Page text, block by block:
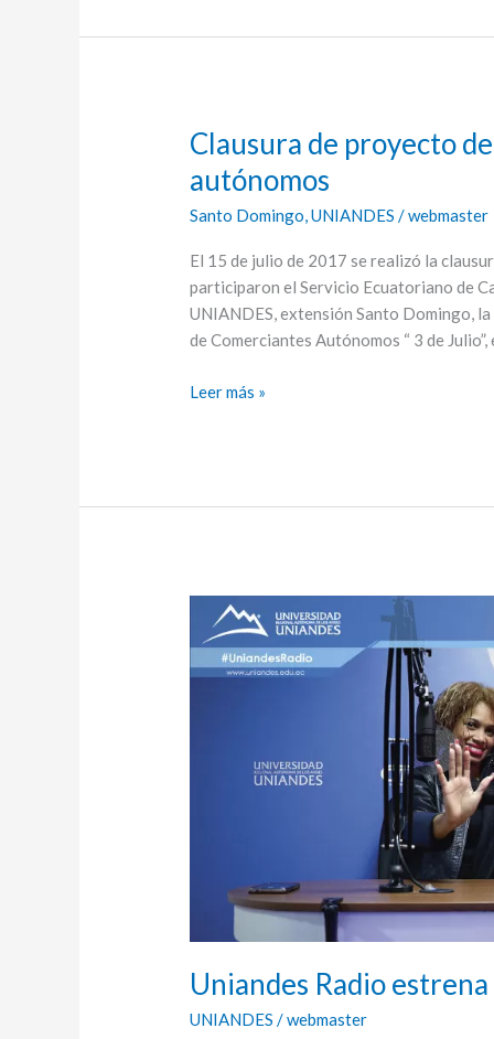
Clausura de proyecto
autónomos
Santo Domingo,UNIANDES /webmaster
El 15 de julio de 2017 se realizó la
participaron el Servicio Ecuatoriano de
UNIANDES, extensión Santo Domingo,
de Comerciantes Autónomos “ 3 de
Clausura
proyecto
de
a
comerciantes
autónomos
Leer más »
Uniandes Radio
UNIANDES /webmaster
Uniandes
Radio
estrena